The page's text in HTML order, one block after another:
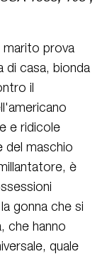
marito prova
di casa, bionda
il
e ridicole
del maschio
è
gonna che si
che hanno
quale